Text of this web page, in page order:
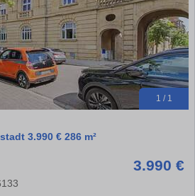
1 / 1
3.990 € 286 m²
3.990 €